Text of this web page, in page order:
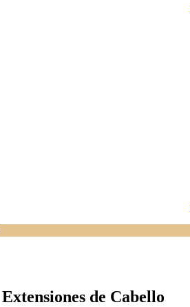
Extensiones de Cabello